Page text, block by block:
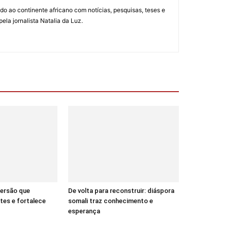
ao continente africano com notícias, pesquisas, teses e
jornalista Natalia da Luz.
que
e fortalece
De volta para reconstruir: diáspora
somali traz conhecimento e
esperança